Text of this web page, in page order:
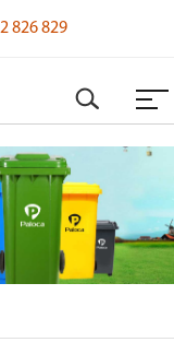
826 829